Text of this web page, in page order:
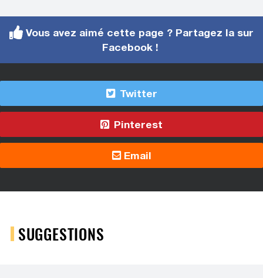
Vous avez aimé cette page ? Partagez la sur
Facebook !
Twitter
Pinterest
Email
SUGGESTIONS